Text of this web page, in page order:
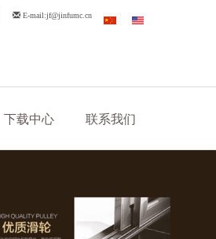
E-mail:jf@jinfumc.cn
下载中心 联系我们